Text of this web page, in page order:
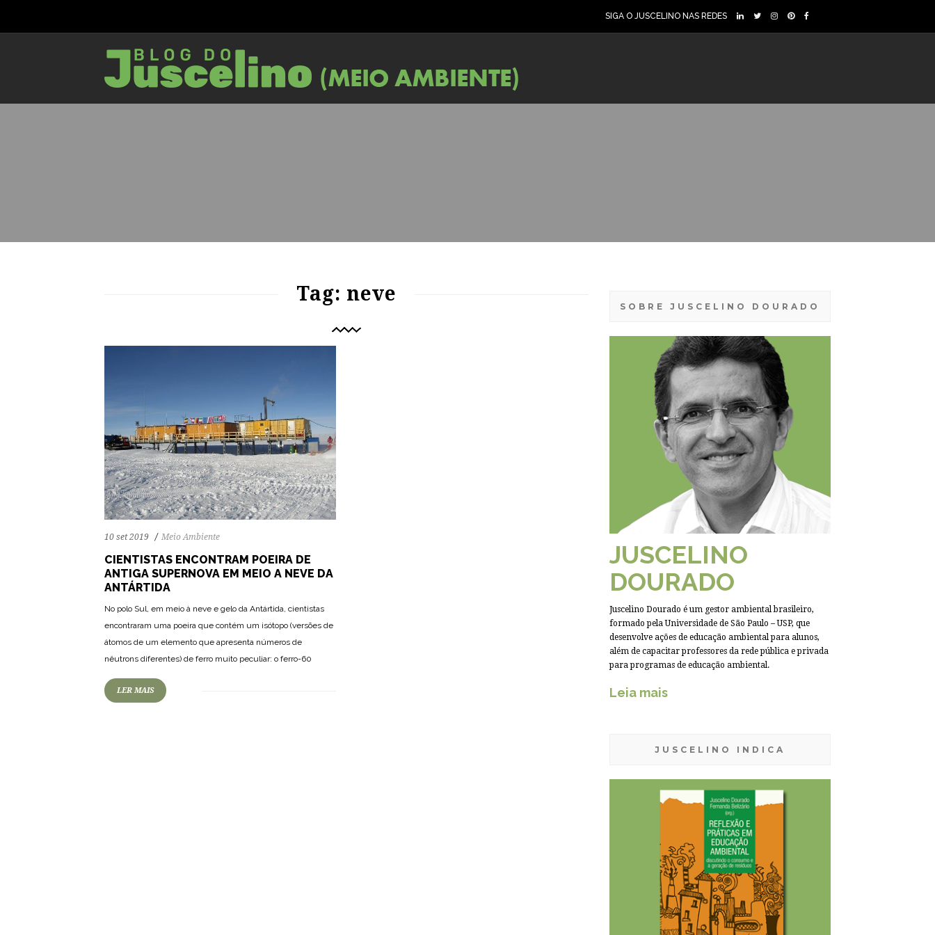
SIGA O JUSCELINO NAS REDES
Tag: neve
10 set 2019 Meio Ambiente
CIENTISTAS ENCONTRAM POEIRA DE
ANTIGA SUPERNOVA EM MEIO A NEVE DA
ANTÁRTIDA
No polo Sul, em meio à neve e gelo da Antártida, cientistas
encontraram uma poeira que contém um isótopo (versões de
átomos de um elemento que apresenta números de
nêutrons diferentes) de ferro muito peculiar: o ferro-60
LER MAIS
SOBRE JUSCELINO DOURADO
JUSCELINO
DOURADO
Juscelino Dourado é um gestor ambiental brasileiro,
formado pela Universidade de São Paulo – USP, que
desenvolve ações de educação ambiental para alunos,
além de capacitar professores da rede pública e privada
para programas de educação ambiental.
Leia mais
JUSCELINO INDICA